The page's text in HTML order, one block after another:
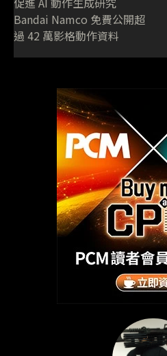
Bandai Namco 免費公開超
過 42 萬影格動作資料